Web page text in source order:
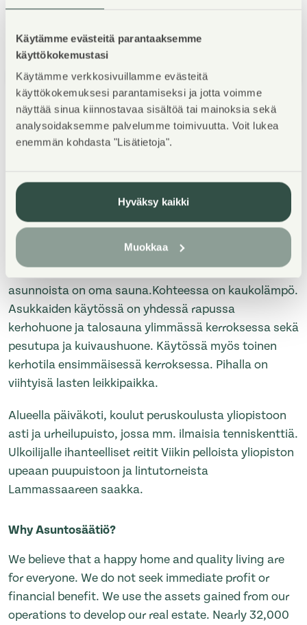
Käytämme evästeitä parantaaksemme
käyttökokemustasi
Käytämme verkkosivuillamme evästeitä
käyttökokemuksesi parantamiseksi ja jotta voimme
näyttää sinua kiinnostavaa sisältöä tai mainoksia sekä
analysoidaksemme palvelumme toimivuutta. Voit lukea
enemmän kohdasta "Lisätietoja".
Hyväksy kaikki
Muokkaa
1/5
Property Introduction
Kodikas kerrostalokohde Viikin
puutarhakaupunginosassa. Lasitetut parvekkeet ja
alimmassa kerroksessa pienet omat pihat. Osassa
asunnoista on oma sauna.Kohteessa on kaukolämpö.
Asukkaiden käytössä on yhdessä rapussa
kerhohuone ja talosauna ylimmässä kerroksessa sekä
pesutupa ja kuivaushuone. Käytössä myös toinen
kerhotila ensimmäisessä kerroksessa. Pihalla on
viihtyisä lasten leikkipaikka.
Alueella päiväkoti, koulut peruskoulusta yliopistoon
asti ja urheilupuisto, jossa mm. ilmaisia tenniskenttiä.
Ulkoilijalle ihanteelliset reitit Viikin pelloista yliopiston
upeaan puupuistoon ja lintutorneista
Lammassaareen saakka.
Why Asuntosäätiö?
We believe that a happy home and quality living are
for everyone. We do not seek immediate profit or
financial benefit. We use the assets gained from our
operations to develop our real estate. Nearly 32,000